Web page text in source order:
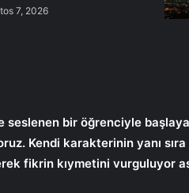
7, 2026
seslenen bir öğrenciyle
Kendi karakterinin yanı
fikrin kıymetini vurguluyor